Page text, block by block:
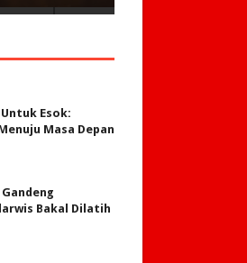
Esok:
Masa Depan
Bakal Dilatih